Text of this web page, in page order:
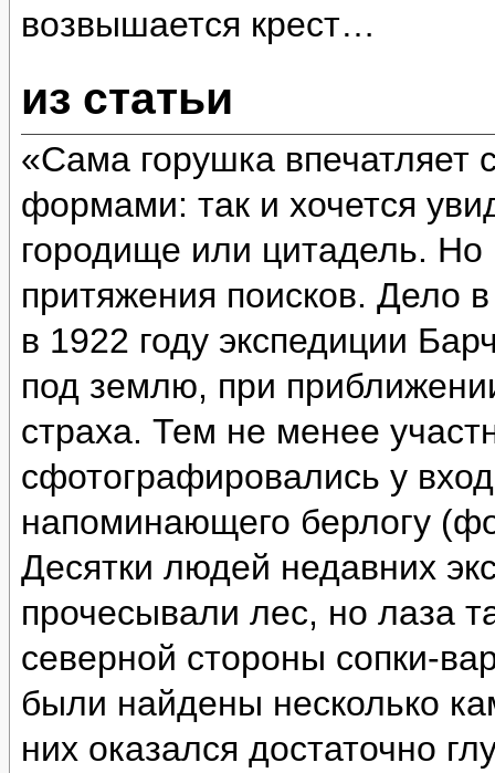
возвышается крест…
из статьи
«Сама горушка
формами: так и хочется
городище или цитадель. Но
притяжения поисков. Дело
в 1922 году экспедиции
под землю, при
страха. Тем не менее
сфотографировались у
напоминающего берлогу
Десятки людей недавних
прочесывали лес, но лаза
северной стороны сопки-
были найдены несколько
них оказался достаточно